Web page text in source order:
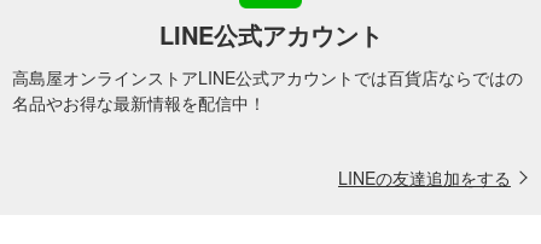
LINE公式アカウント
高島屋オンラインストアLINE公式アカウントでは百貨店ならではの
名品やお得な最新情報を配信中！
LINEの友達追加をする